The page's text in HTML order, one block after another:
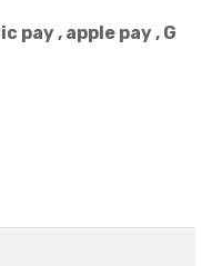
pay , apple pay , G